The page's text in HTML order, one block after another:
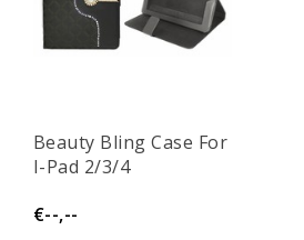
Beauty Bling Case For
I-Pad 2/3/4
€--,--